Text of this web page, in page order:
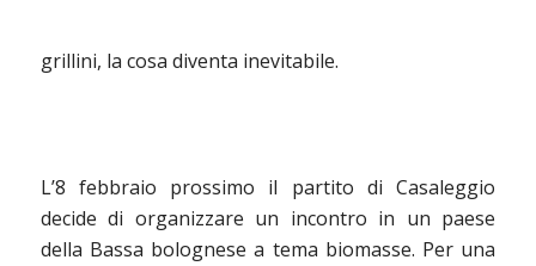
grillini, la cosa diventa inevitabile.
L’8 febbraio prossimo il partito di Casaleggio
decide di organizzare un incontro in un paese
della Bassa bolognese a tema biomasse. Per una